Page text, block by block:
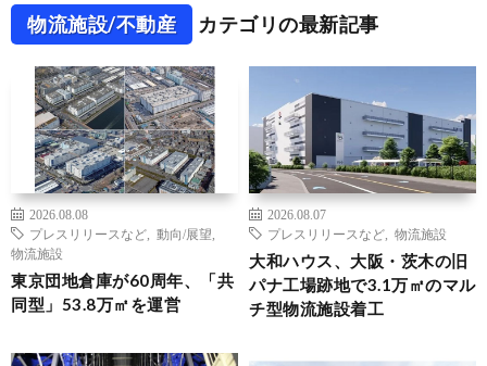
物流施設/不動産 カテゴリの最新記事
2026.08.08
プレスリリースなど
動向/展望
物流施設
東京団地倉庫が60周年、「共
同型」53.8万㎡を運営
2026.08.07
プレスリリースなど
物流施設
大和ハウス、大阪・茨木の旧
パナ工場跡地で3.1万㎡のマル
チ型物流施設着工